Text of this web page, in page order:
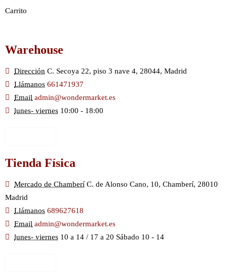
Carrito
Warehouse
Dirección C. Secoya 22, piso 3 nave 4, 28044, Madrid
Llámanos 661471937
Email admin@wondermarket.es
lunes- viernes 10:00 - 18:00
Tienda Física
Mercado de Chamberí C. de Alonso Cano, 10, Chamberí, 28010
Madrid
Llámanos 689627618
Email admin@wondermarket.es
lunes- viernes 10 a 14 / 17 a 20 Sábado 10 - 14